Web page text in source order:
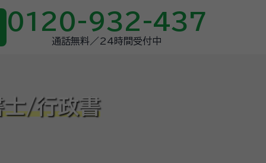
0120-932-437
通話無料／24時間受付中
士/行政書